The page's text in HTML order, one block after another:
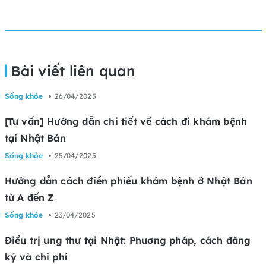
Bài viết liên quan
Sống khỏe 26/04/2025
[Tư vấn] Hướng dẫn chi tiết về cách đi khám bệnh
tại Nhật Bản
Sống khỏe 25/04/2025
Hướng dẫn cách điền phiếu khám bệnh ở Nhật Bản
từ A đến Z
Sống khỏe 23/04/2025
Điều trị ung thư tại Nhật: Phương pháp, cách đăng
ký và chi phí